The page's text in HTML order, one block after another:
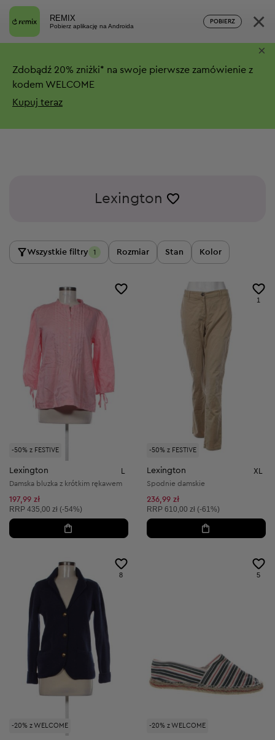
REMIX
Pobierz aplikację na Androida
POBIERZ ×
Zdobądź 20% zniżki* na swoje pierwsze zamówienie z
kodem WELCOME
Kupuj teraz
×
Lexington
Wszystkie filtry 1 Rozmiar Stan Kolor
-50% z FESTIVE
Lexington
Damska bluzka z krótkim rękawem
197,99 zł
Cena sugerowana:
RRP 435,00 zł (-54%)
-50% z FESTIVE
1
Lexington XL
Spodnie damskie
236,99 zł
Cena sugerowana:
RRP 610,00 zł (-61%)
-20% z WELCOME
8
-20% z WELCOME
5